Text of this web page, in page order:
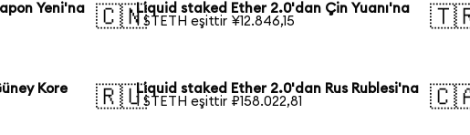
Yeni'na
🇨🇳Liquid staked Ether 2.0'dan Çin Yuanı'na
1 STETH eşittir ¥12.846,15
Kore
🇷🇺Liquid staked Ether 2.0'dan Rus Rublesi'na
1 STETH eşittir ₽158.022,81